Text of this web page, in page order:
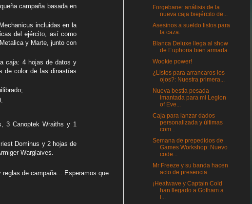
campaña basada en
incluidas en la
del ejército, así como
y Marte, junto con
caja: 4 hojas de datos y
de color de las dinastías
3 Canoptek Wraiths y 1
Dominus y 2 hojas de
Warglaives.
de campaña... Esperamos que
Forgebane: análisis de la
nueva caja biejército de...
Asesinos a sueldo listos para
la caza.
Blanca Deluxe llega al show
de Euphoria bien armada.
Wookie power!
¿Listos para arrancaros los
ojos?: Nuestra primera...
Nueva bestia pesada
imantada para mi Legion
of Eve...
Caja para lanzar dados
personalizada y últimas
com...
Semana de prepedidos de
Games Workshop: Nuevo
code...
Mr Freeze y su banda hacen
acto de presencia.
¡Heatwave y Captain Cold
han llegado a Gotham a
l...